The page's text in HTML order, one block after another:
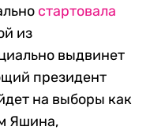
стартовала
из
выдвинет
президент
на выборы как
Яшина,